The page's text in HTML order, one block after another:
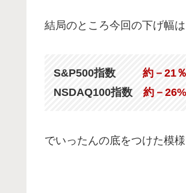
結局のところ今回の下げ幅は
S&P500指数 約－21％
NSDAQ100指数 約－26%
でいったんの底をつけた模様